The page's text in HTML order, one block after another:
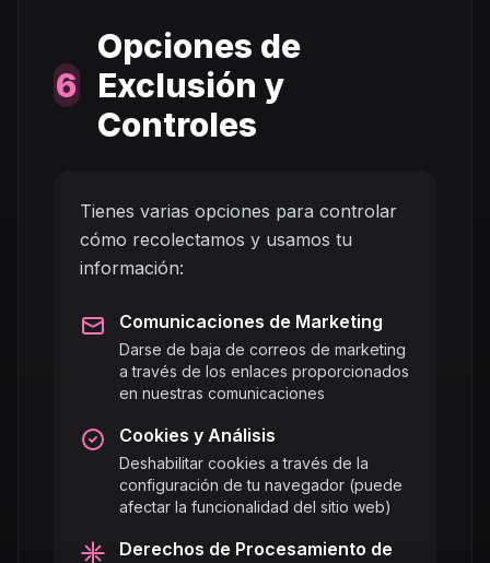
6
Opciones de
Exclusión y
Controles
Tienes varias opciones para controlar
cómo recolectamos y usamos tu
información:
Comunicaciones de Marketing
Darse de baja de correos de marketing
a través de los enlaces proporcionados
en nuestras comunicaciones
Cookies y Análisis
Deshabilitar cookies a través de la
configuración de tu navegador (puede
afectar la funcionalidad del sitio web)
Derechos de Procesamiento de